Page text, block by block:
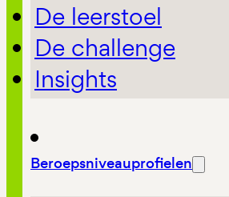
De leerstoel
De challenge
Insights
Beroepsniveauprofielen